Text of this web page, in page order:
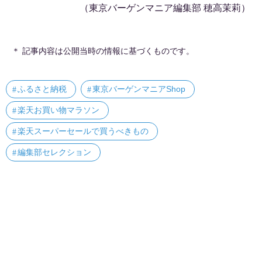
（東京バーゲンマニア編集部 穂高茉莉）
＊ 記事内容は公開当時の情報に基づくものです。
ふるさと納税 東京バーゲンマニアShop
楽天お買い物マラソン
楽天スーパーセールで買うべきもの
編集部セレクション